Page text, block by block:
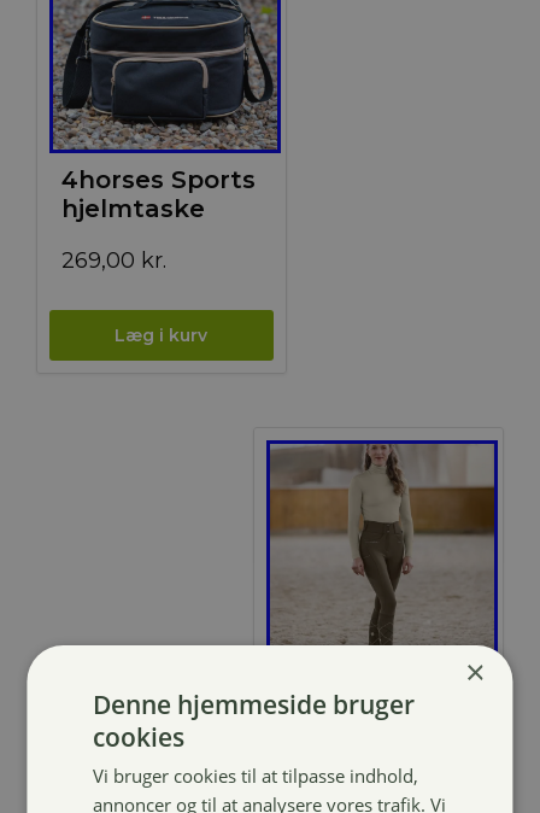
4horses Sports
hjelmtaske
269,00 kr.
ELT Madison
rullekrave
×
Denne hjemmeside bruger
cookies
Vi bruger cookies til at tilpasse indhold,
annoncer og til at analysere vores trafik. Vi